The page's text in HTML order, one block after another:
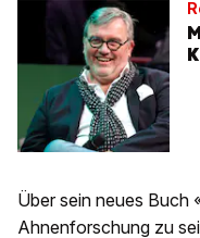
Über sein neues Buch
Ahnenforschung zu